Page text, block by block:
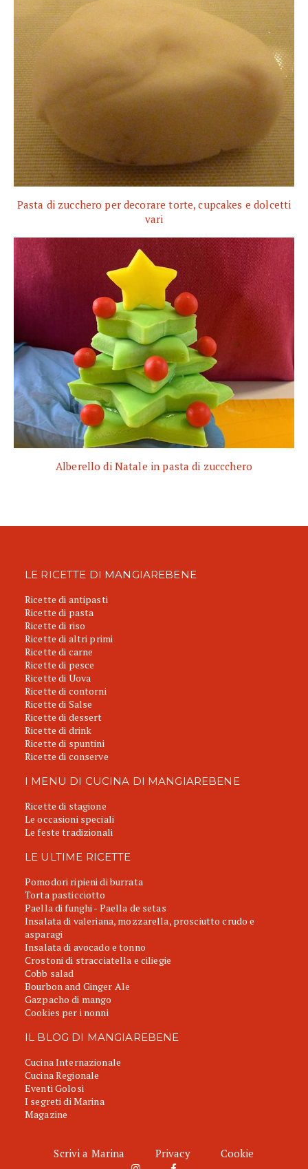
Pasta di zucchero per decorare torte, cupcakes e dolcetti
vari
Alberello di Natale in pasta di zuccchero
LE RICETTE DI MANGIAREBENE
Ricette di antipasti
Ricette di pasta
Ricette di riso
Ricette di altri primi
Ricette di carne
Ricette di pesce
Ricette di Uova
Ricette di contorni
Ricette di Salse
Ricette di dessert
Ricette di drink
Ricette di spuntini
Ricette di conserve
I MENU DI CUCINA DI MANGIAREBENE
Ricette di stagione
Le occasioni speciali
Le feste tradizionali
LE ULTIME RICETTE
Pomodori ripieni di burrata
Torta pasticciotto
Paella di funghi - Paella de setas
Insalata di valeriana, mozzarella, prosciutto crudo e
asparagi
Insalata di avocado e tonno
Crostoni di stracciatella e ciliegie
Cobb salad
Bourbon and Ginger Ale
Gazpacho di mango
Cookies per i nonni
IL BLOG DI MANGIAREBENE
Cucina Internazionale
Cucina Regionale
Eventi Golosi
I segreti di Marina
Magazine
Scrivi a Marina Privacy Cookie